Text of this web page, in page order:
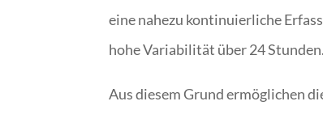
eine nahezu kontinuierliche
hohe Variabilität über 24 Stunden.
Aus diesem Grund ermöglichen